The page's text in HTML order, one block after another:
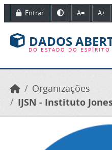
Ir para o conteúdo principal
Entrar A= A+
DADOS
DO ESTADO DO ESPÍRITO
Organizações
IJSN - Instituto